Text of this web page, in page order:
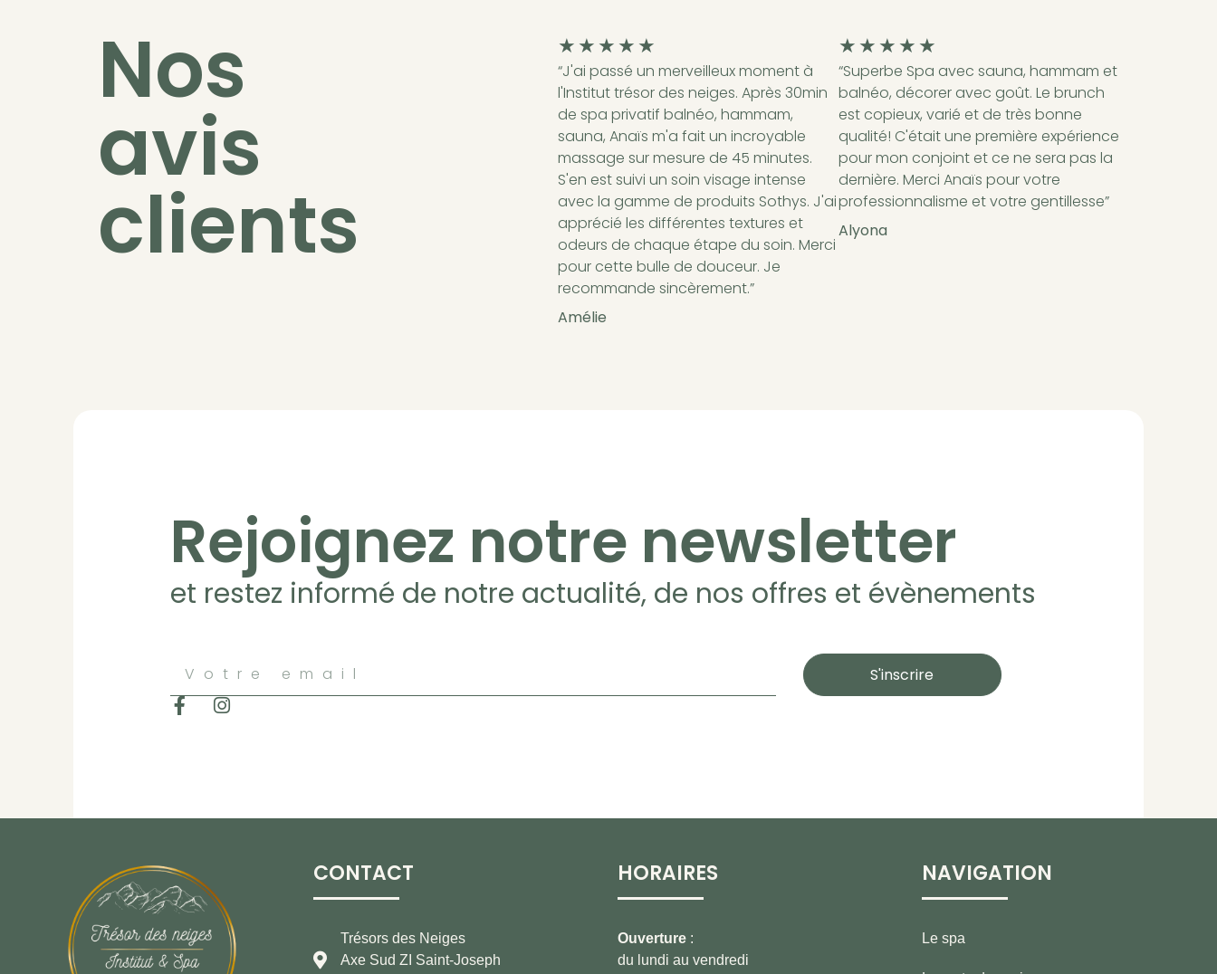
Nos
avis
clients
★ ★ ★ ★ ★
“J'ai passé un merveilleux moment à
l'Institut trésor des neiges. Après 30min
de spa privatif balnéo, hammam,
sauna, Anaïs m'a fait un incroyable
massage sur mesure de 45 minutes.
S'en est suivi un soin visage intense
avec la gamme de produits Sothys. J'ai
apprécié les différentes textures et
odeurs de chaque étape du soin. Merci
pour cette bulle de douceur. Je
recommande sincèrement.”
Amélie
★ ★ ★ ★ ★
“Superbe Spa avec sauna, hammam et
balnéo, décorer avec goût. Le brunch
est copieux, varié et de très bonne
qualité! C'était une première expérience
pour mon conjoint et ce ne sera pas la
dernière. Merci Anaïs pour votre
professionnalisme et votre gentillesse”
Alyona
Rejoignez notre newsletter
et restez informé de notre actualité, de nos offres et évènements
S'inscrire
CONTACT
Trésors des Neiges
Axe Sud ZI Saint-Joseph
HORAIRES
Ouverture :
du lundi au vendredi
NAVIGATION
Le spa